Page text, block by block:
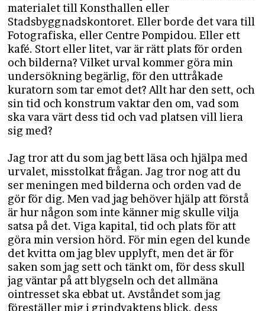
materialet till Konsthallen eller
Stadsbyggnadskontoret. Eller borde det vara till
Fotografiska, eller Centre Pompidou. Eller ett
kafé. Stort eller litet, var är rätt plats för orden
och bilderna? Vilket urval kommer göra min
undersökning begärlig, för den uttråkade
kuratorn som tar emot det? Allt har den sett, och
sin tid och konstrum vaktar den om, vad som
ska vara värt dess tid och vad platsen vill liera
sig med?
Jag tror att du som jag bett läsa och hjälpa med
urvalet, misstolkat frågan. Jag tror nog att du
ser meningen med bilderna och orden vad de
gör för dig. Men vad jag behöver hjälp att förstå
är hur någon som inte känner mig skulle vilja
satsa på det. Viga kapital, tid och plats för att
göra min version hörd. För min egen del kunde
det kvitta om jag blev upplyft, men det är för
saken som jag sett och tänkt om, för dess skull
jag väntar på att blygseln och det allmäna
ointresset ska ebbat ut. Avståndet som jag
föreställer mig i grindvaktens blick, dess